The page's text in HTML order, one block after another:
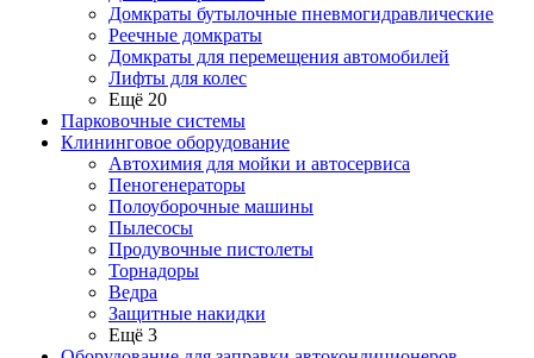
Домкраты бутылочные пневмогидравлические
Реечные домкраты
Домкраты для перемещения автомобилей
Лифты для колес
Ещё 20
Парковочные системы
Клининговое оборудование
Автохимия для мойки и автосервиса
Пеногенераторы
Полоуборочные машины
Пылесосы
Продувочные пистолеты
Торнадоры
Ведра
Защитные накидки
Ещё 3